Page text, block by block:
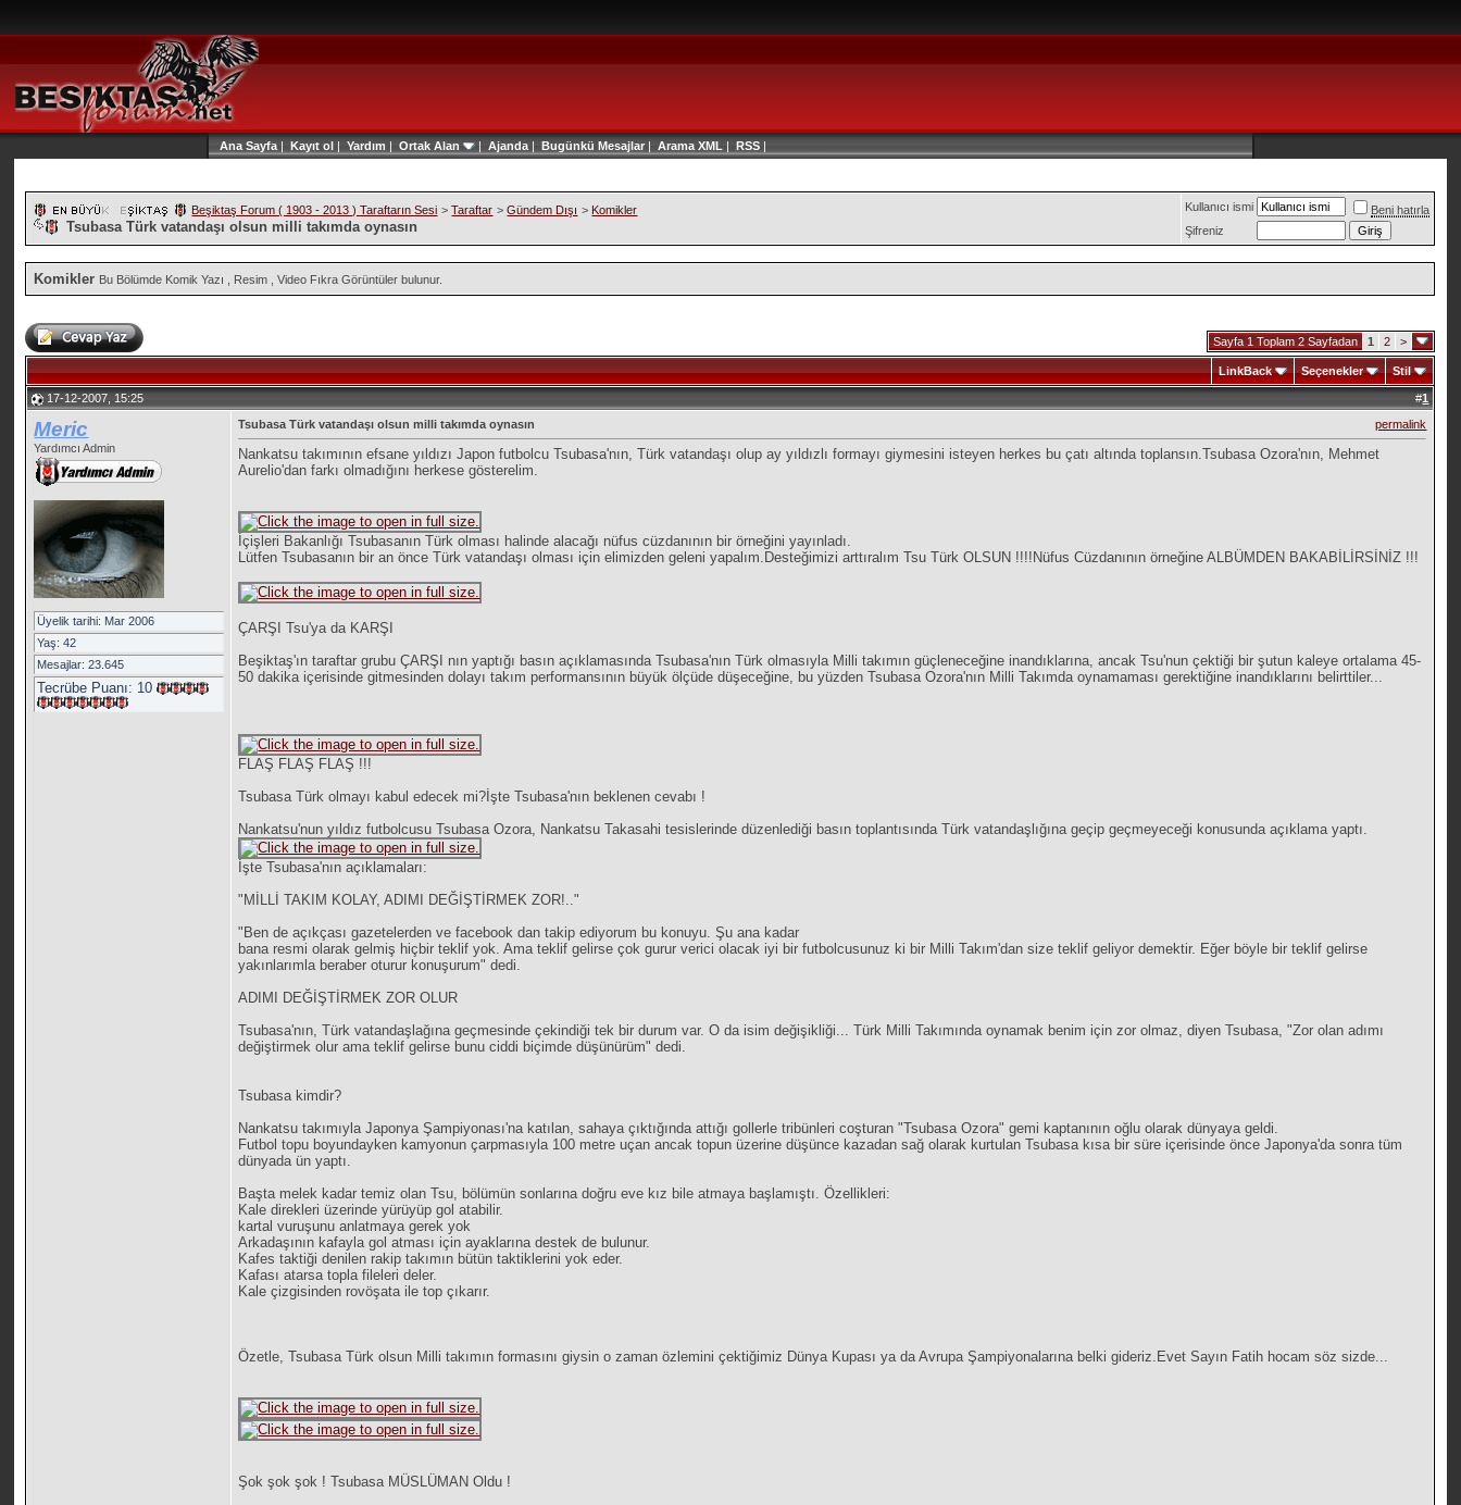
Ana Sayfa | Kayıt ol | Yardım | Ortak Alan | Ajanda | Bugünkü Mesajlar| Arama XML | RSS |
Beşiktaş Forum ( 1903 - 2013 ) Taraftarın Sesi >Taraftar >Gündem Dışı > Komikler
Tsubasa Türk vatandaşı olsun milli takımda oynasın
Kullanıcı ismi
Beni hatırla
Şifreniz
Komikler Bu Bölümde Komik Yazı , Resim , Video Fıkra Görüntüler bulunur.
Sayfa 1 Toplam 2 Sayfadan 1 2 >
LinkBack Seçenekler Stil
17-12-2007, 15:25 #1
Meric
Yardımcı Admin
Üyelik tarihi: Mar 2006
Yaş: 42
Mesajlar: 23.645
Tecrübe Puanı: 10
Tsubasa Türk vatandaşı olsun milli takımda oynasın permalink
Nankatsu takımının efsane yıldızı Japon futbolcu Tsubasa'nın, Türk vatandaşı olup ay yıldızlı formayı giymesini isteyen herkes bu çatı altında toplansın.Tsubasa Ozora'nın, Mehmet
Aurelio'dan farkı olmadığını herkese gösterelim.
İçişleri Bakanlığı Tsubasanın Türk olması halinde alacağı nüfus cüzdanının bir örneğini yayınladı.
Lütfen Tsubasanın bir an önce Türk vatandaşı olması için elimizden geleni yapalım.Desteğimizi arttıralım Tsu Türk OLSUN !!!!Nüfus Cüzdanının örneğine ALBÜMDEN BAKABİLİRSİNİZ !!!
ÇARŞI Tsu'ya da KARŞI
Beşiktaş'ın taraftar grubu ÇARŞI nın yaptığı basın açıklamasında Tsubasa'nın Türk olmasıyla Milli takımın güçleneceğine inandıklarına, ancak Tsu'nun çektiği bir şutun kaleye ortalama 45-
50 dakika içerisinde gitmesinden dolayı takım performansının büyük ölçüde düşeceğine, bu yüzden Tsubasa Ozora'nın Milli Takımda oynamaması gerektiğine inandıklarını belirttiler...
FLAŞ FLAŞ FLAŞ !!!
Tsubasa Türk olmayı kabul edecek mi?İşte Tsubasa'nın beklenen cevabı !
Nankatsu'nun yıldız futbolcusu Tsubasa Ozora, Nankatsu Takasahi tesislerinde düzenlediği basın toplantısında Türk vatandaşlığına geçip geçmeyeceği konusunda açıklama yaptı.
İşte Tsubasa'nın açıklamaları:
"MİLLİ TAKIM KOLAY, ADIMI DEĞİŞTİRMEK ZOR!.."
"Ben de açıkçası gazetelerden ve facebook dan takip ediyorum bu konuyu. Şu ana kadar
bana resmi olarak gelmiş hiçbir teklif yok. Ama teklif gelirse çok gurur verici olacak iyi bir futbolcusunuz ki bir Milli Takım'dan size teklif geliyor demektir. Eğer böyle bir teklif gelirse
yakınlarımla beraber oturur konuşurum" dedi.
ADIMI DEĞİŞTİRMEK ZOR OLUR
Tsubasa'nın, Türk vatandaşlağına geçmesinde çekindiği tek bir durum var. O da isim değişikliği... Türk Milli Takımında oynamak benim için zor olmaz, diyen Tsubasa, "Zor olan adımı
değiştirmek olur ama teklif gelirse bunu ciddi biçimde düşünürüm" dedi.
Tsubasa kimdir?
Nankatsu takımıyla Japonya Şampiyonası'na katılan, sahaya çıktığında attığı gollerle tribünleri coşturan "Tsubasa Ozora" gemi kaptanının oğlu olarak dünyaya geldi.
Futbol topu boyundayken kamyonun çarpmasıyla 100 metre uçan ancak topun üzerine düşünce kazadan sağ olarak kurtulan Tsubasa kısa bir süre içerisinde önce Japonya'da sonra tüm
dünyada ün yaptı.
Başta melek kadar temiz olan Tsu, bölümün sonlarına doğru eve kız bile atmaya başlamıştı. Özellikleri:
Kale direkleri üzerinde yürüyüp gol atabilir.
kartal vuruşunu anlatmaya gerek yok
Arkadaşının kafayla gol atması için ayaklarına destek de bulunur.
Kafes taktiği denilen rakip takımın bütün taktiklerini yok eder.
Kafası atarsa topla fileleri deler.
Kale çizgisinden rovöşata ile top çıkarır.
Özetle, Tsubasa Türk olsun Milli takımın formasını giysin o zaman özlemini çektiğimiz Dünya Kupası ya da Avrupa Şampiyonalarına belki gideriz.Evet Sayın Fatih hocam söz sizde...
Şok şok şok ! Tsubasa MÜSLÜMAN Oldu !